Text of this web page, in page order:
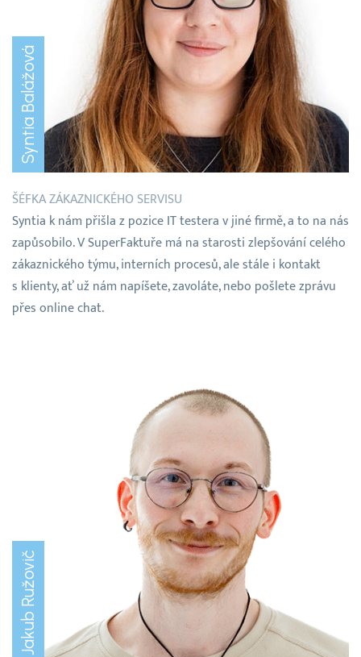
Syntia Balážová
ŠÉFKA ZÁKAZNICKÉHO SERVISU
Syntia k nám přišla z pozice IT testera v jiné firmě, a to na nás
zapůsobilo. V SuperFaktuře má na starosti zlepšování celého
zákaznického týmu, interních procesů, ale stále i kontakt
s klienty, ať už nám napíšete, zavoláte, nebo pošlete zprávu
přes online chat.
Jakub Ružovič